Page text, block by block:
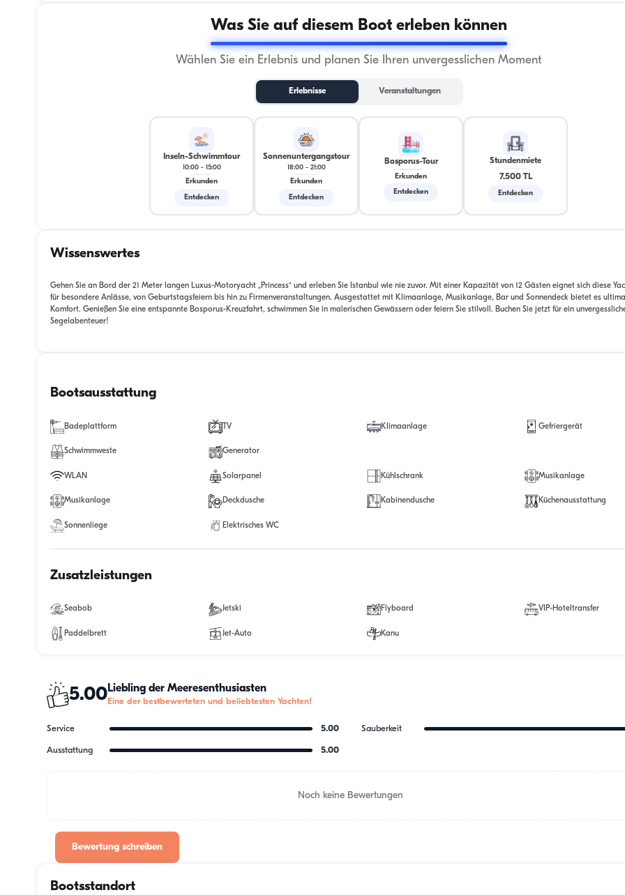
Was Sie auf diesem Boot erleben können
Wählen Sie ein Erlebnis und planen Sie Ihren unvergesslichen Moment
Erlebnisse Veranstaltungen
Inseln-Schwimmtour
10:00- 15:00
Erkunden
Entdecken
Sonnenuntergangstour
18:00- 21:00
Erkunden
Entdecken
Bosporus-Tour
Erkunden
Entdecken
Stundenmiete
7.500 TL
Entdecken
Wissenswertes
Gehen Sie an Bord der 21 Meter langen Luxus-Motoryacht „Princess“ und erleben Sie Istanbul wie nie zuvor. Mit einer Kapazität von 12 Gästen eignet sich diese
für besondere Anlässe, von Geburtstagsfeiern bis hin zu Firmenveranstaltungen. Ausgestattet mit Klimaanlage, Musikanlage, Bar und Sonnendeck bietet es
Komfort. Genießen Sie eine entspannte Bosporus-Kreuzfahrt, schwimmen Sie in malerischen Gewässern oder feiern Sie stilvoll. Buchen Sie jetzt für ein
Segelabenteuer!
Bootsausstattung
Badeplattform TV Klimaanlage Gefriergerät
Schwimmweste Generator
WLAN Solarpanel Kühlschrank Musikanlage
Musikanlage Deckdusche Kabinendusche Küchenausstattung
Sonnenliege Elektrisches WC
Zusatzleistungen
Seabob Jetski Flyboard VIP-Hoteltransfer
Paddelbrett Jet-Auto Kanu
5.00Liebling der Meeresenthusiasten
Eine der bestbewerteten und beliebtesten Yachten!
Service 5.00 Sauberkeit
Ausstattung 5.00
Noch keine Bewertungen
Bewertung schreiben
Bootsstandort